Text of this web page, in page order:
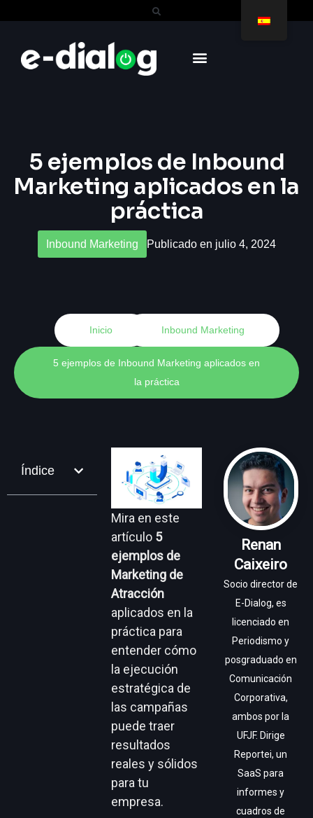
5 ejemplos de Inbound
Marketing aplicados en la
práctica
Inbound Marketing Publicado en julio 4, 2024
Inicio Inbound Marketing
5 ejemplos de Inbound Marketing aplicados en
la práctica
Índice
Mira en este
artículo 5
ejemplos de
Marketing de
Atracción
aplicados en la
práctica para
entender cómo
la ejecución
estratégica de
las campañas
puede traer
resultados
reales y sólidos
para tu
empresa.
Renan
Caixeiro
Socio director de
E-Dialog, es
licenciado en
Periodismo y
posgraduado en
Comunicación
Corporativa,
ambos por la
UFJF. Dirige
Reportei, un
SaaS para
informes y
cuadros de